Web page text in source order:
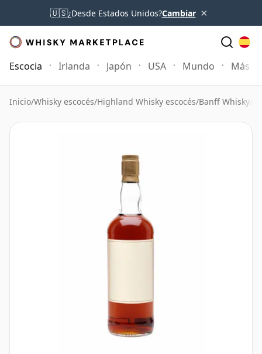
🇺🇸¿Desde Estados Unidos?Cambiar ×
Escocia Irlanda Japón USA Mundo Más
Inicio/Whisky escocés/Highland Whisky escocés/Banff Whisky